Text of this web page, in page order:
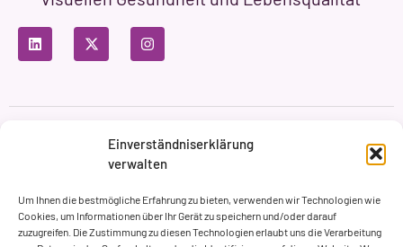
Einverständniserklärung
verwalten
Um Ihnen die bestmögliche Erfahrung zu bieten, verwenden wir Technologien wie
Cookies, um Informationen über Ihr Gerät zu speichern und/oder darauf
zuzugreifen. Die Zustimmung zu diesen Technologien erlaubt uns die Verarbeitung
Datenschutzbestimmungen
Nutzungsbedingungen
Cookie-Richtlinie